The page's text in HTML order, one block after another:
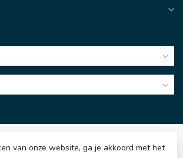
van onze website, ga je akkoord met het